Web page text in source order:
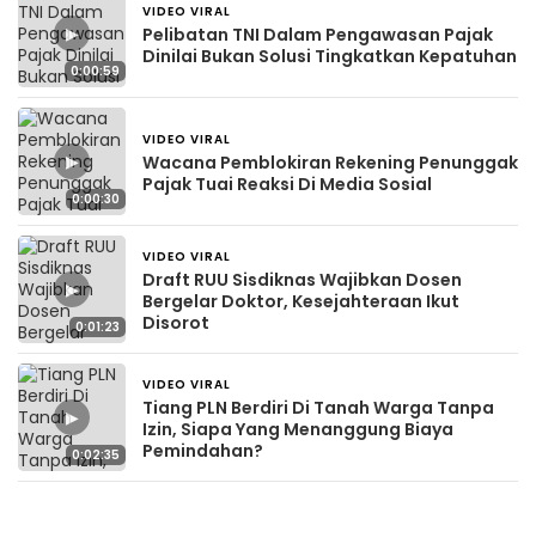
▶
0:00:59
VIDEO VIRAL
Pelibatan TNI Dalam Pengawasan Pajak
Dinilai Bukan Solusi Tingkatkan Kepatuhan
▶
0:00:30
VIDEO VIRAL
Wacana Pemblokiran Rekening Penunggak
Pajak Tuai Reaksi Di Media Sosial
▶
0:01:23
VIDEO VIRAL
Draft RUU Sisdiknas Wajibkan Dosen
Bergelar Doktor, Kesejahteraan Ikut
Disorot
▶
0:02:35
VIDEO VIRAL
Tiang PLN Berdiri Di Tanah Warga Tanpa
Izin, Siapa Yang Menanggung Biaya
Pemindahan?